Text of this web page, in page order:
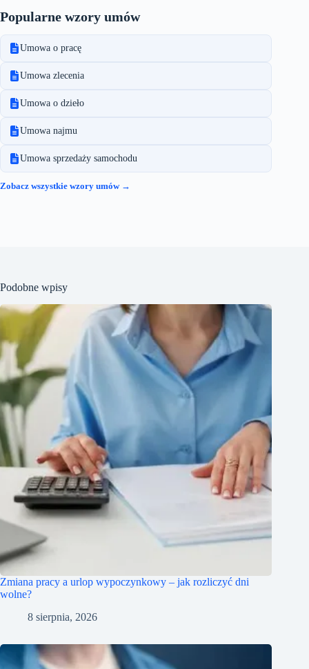
Popularne wzory umów
Umowa o pracę
Umowa zlecenia
Umowa o dzieło
Umowa najmu
Umowa sprzedaży samochodu
Zobacz wszystkie wzory umów →
Podobne wpisy
Zmiana pracy a urlop wypoczynkowy – jak rozliczyć dni
wolne?
8 sierpnia, 2026